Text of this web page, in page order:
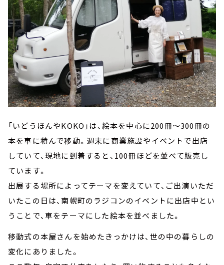
「いどうほんやKOKO」は、絵本を中心に200冊～300冊の
本を車に積んで移動。週末に商業施設やイベントで出店
していて、現地に到着すると、100冊ほどを並べて販売し
ています。
出展する場所によってテーマを変えていて、ご出演いただ
いたこの日は、南幌町のラジコンのイベントに出店中とい
うことで、車をテーマにした絵本を並べました。
移動式の本屋さんを始めたきっかけは、世の中の暮らしの
変化にありました。